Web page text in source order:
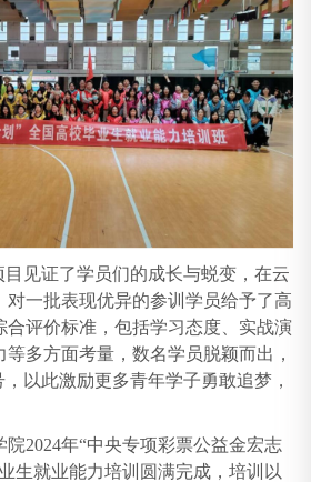
目见证了学员们的成长与蜕变，在云
对一批表现优异的参训学员给予了高
合评价标准，包括学习态度、实战演
多方面考量，数名学员脱颖而出，
以此激励更多青年学子勇敢追梦，
2024年“中央专项彩票公益金宏志
生就业能力培训圆满完成，培训以